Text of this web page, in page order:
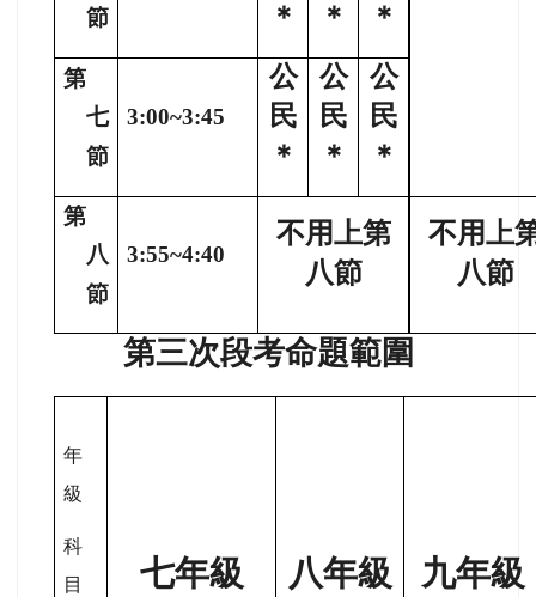
節
＊
＊
＊
第
七
節
3:00~3:45
公
民
＊
公
民
＊
公
民
＊
第
八
節
3:55~4:40
不用上第
八節
不用上
八節
第三次段考命題範圍
年
級
科
目
七年級 八年級 九年級